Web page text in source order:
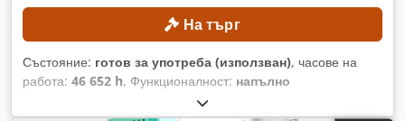
На търг
Състояние: готов за употреба (използван), часове на
работа: 46 652 h, Функционалност: напълно
, номер на машина/превозно средство: